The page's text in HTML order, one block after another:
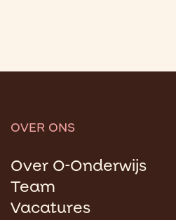
OVER ONS
Over O-Onderwijs
Team
Vacatures